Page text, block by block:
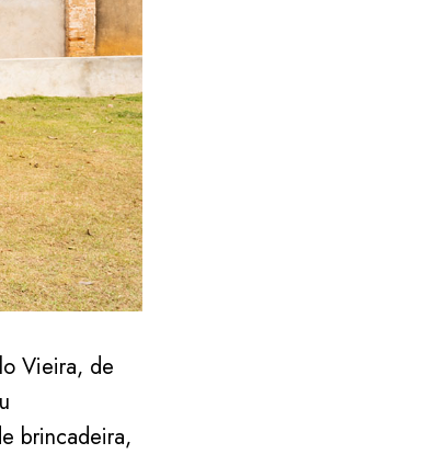
Vieira, de
brincadeira,